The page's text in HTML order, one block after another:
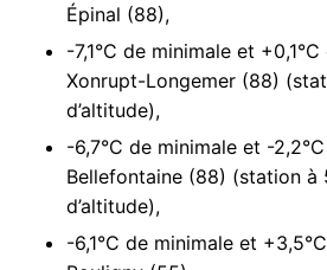
Épinal (88),
-7,1°C de minimale et
Xonrupt-Longemer (88)
d’altitude),
-6,7°C de minimale et -
Bellefontaine (88) (station à
d’altitude),
-6,1°C de minimale et